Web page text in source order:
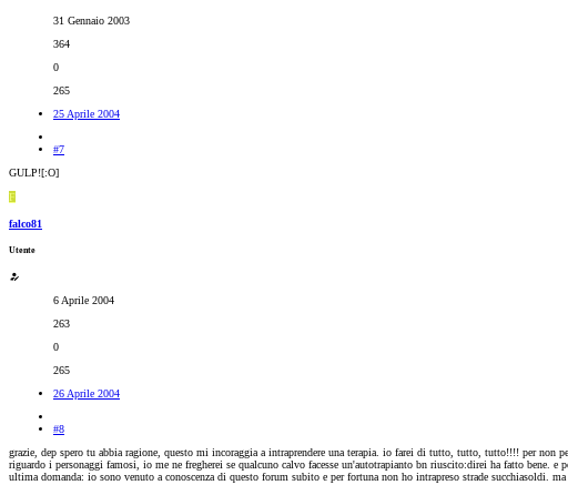
31 Gennaio 2003
364
0
265
25 Aprile 2004
#7
GULP![:O]
F
falco81
Utente
6 Aprile 2004
263
0
265
26 Aprile 2004
#8
grazie, dep spero tu abbia ragione, questo mi incoraggia a intraprendere una terapia. io farei di tutto, tutto, tutto!!!! per non
riguardo i personaggi famosi, io me ne fregherei se qualcuno calvo facesse un'autotrapianto bn riuscito:direi ha fatto bene.
ultima domanda: io sono venuto a conoscenza di questo forum subito e per fortuna non ho intrapreso strade succhiasoldi.